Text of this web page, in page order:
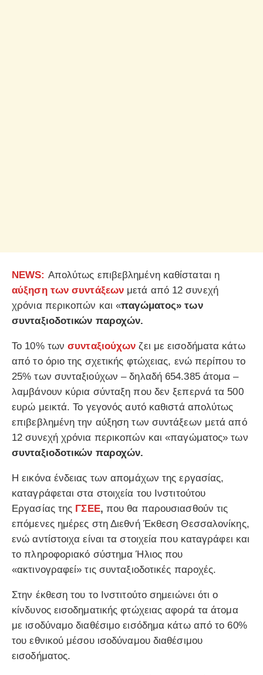
NEWS: Απολύτως επιβεβλημένη καθίσταται η
αύξηση των συντάξεων μετά από 12 συνεχή
χρόνια περικοπών και «παγώματος» των
συνταξιοδοτικών παροχών.
Το 10% τωνσυνταξιούχων ζει με εισοδήματα κάτω
από το όριο της σχετικής φτώχειας, ενώ περίπου το
25% των συνταξιούχων – δηλαδή 654.385 άτομα –
λαμβάνουν κύρια σύνταξη που δεν ξεπερνά τα 500
ευρώ μεικτά. Το γεγονός αυτό καθιστά απολύτως
επιβεβλημένη την αύξηση των συντάξεων μετά από
12 συνεχή χρόνια περικοπών και «παγώματος» των
συνταξιοδοτικών παροχών.
Η εικόνα ένδειας των απομάχων της εργασίας,
καταγράφεται στα στοιχεία του Ινστιτούτου
Εργασίας της ΓΣΕΕ, που θα παρουσιασθούν τις
επόμενες ημέρες στη Διεθνή Έκθεση Θεσσαλονίκης,
ενώ αντίστοιχα είναι τα στοιχεία που καταγράφει και
το πληροφοριακό σύστημα Ήλιος που
«ακτινογραφεί» τις συνταξιοδοτικές παροχές.
Στην έκθεση του το Ινστιτούτο σημειώνει ότι ο
κίνδυνος εισοδηματικής φτώχειας αφορά τα άτομα
με ισοδύναμο διαθέσιμο εισόδημα κάτω από το 60%
του εθνικού μέσου ισοδύναμου διαθέσιμου
εισοδήματος.